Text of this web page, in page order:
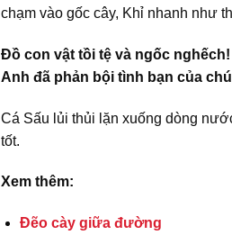
chạm vào gốc cây, Khỉ nhanh như
Đồ con vật tồi tệ và ngốc
Anh đã phản bội tình bạn của
Cá Sấu lủi thủi lặn xuống dòng
tốt.
Xem thêm:
Đẽo cày giữa đường